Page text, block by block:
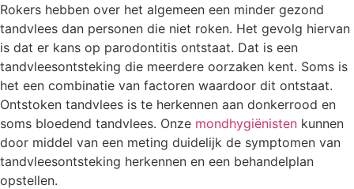
Rokers hebben over het algemeen een minder gezond
tandvlees dan personen die niet roken. Het gevolg hiervan
is dat er kans op parodontitis ontstaat. Dat is een
tandvleesontsteking die meerdere oorzaken kent. Soms is
het een combinatie van factoren waardoor dit ontstaat.
Ontstoken tandvlees is te herkennen aan donkerrood en
soms bloedend tandvlees. Onze mondhygiënisten kunnen
door middel van een meting duidelijk de symptomen van
tandvleesontsteking herkennen en een behandelplan
opstellen.